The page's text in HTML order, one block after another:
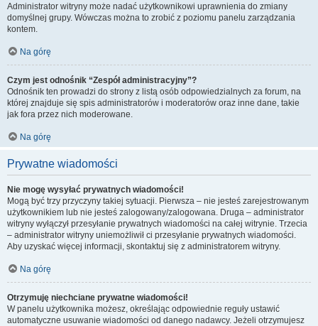
Administrator witryny może nadać użytkownikowi uprawnienia do zmiany
domyślnej grupy. Wówczas można to zrobić z poziomu panelu zarządzania
kontem.
Na górę
Czym jest odnośnik “Zespół administracyjny”?
Odnośnik ten prowadzi do strony z listą osób odpowiedzialnych za forum, na
której znajduje się spis administratorów i moderatorów oraz inne dane, takie
jak fora przez nich moderowane.
Na górę
Prywatne wiadomości
Nie mogę wysyłać prywatnych wiadomości!
Mogą być trzy przyczyny takiej sytuacji. Pierwsza – nie jesteś zarejestrowanym
użytkownikiem lub nie jesteś zalogowany/zalogowana. Druga – administrator
witryny wyłączył przesyłanie prywatnych wiadomości na całej witrynie. Trzecia
– administrator witryny uniemożliwił ci przesyłanie prywatnych wiadomości.
Aby uzyskać więcej informacji, skontaktuj się z administratorem witryny.
Na górę
Otrzymuję niechciane prywatne wiadomości!
W panelu użytkownika możesz, określając odpowiednie reguły ustawić
automatyczne usuwanie wiadomości od danego nadawcy. Jeżeli otrzymujesz